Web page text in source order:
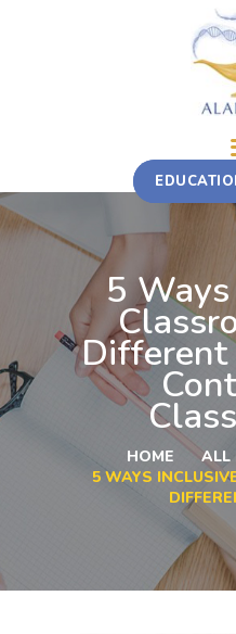
5
HOME ALL
5 WAYS
TRAINING COURSE
MULTI-
FELLOWSHIP
CONTACT